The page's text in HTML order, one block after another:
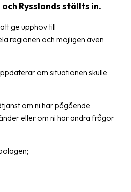
Rysslands ställts in.
ge upphov till
regionen och möjligen även
om situationen skulle
om ni har pågående
eller om ni har andra frågor